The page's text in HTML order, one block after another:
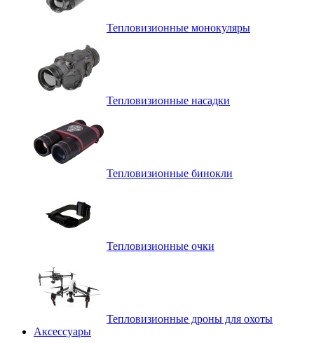
Тепловизионные монокуляры
Тепловизионные насадки
Тепловизионные бинокли
Тепловизионные очки
Тепловизионные дроны для охоты
Аксессуары